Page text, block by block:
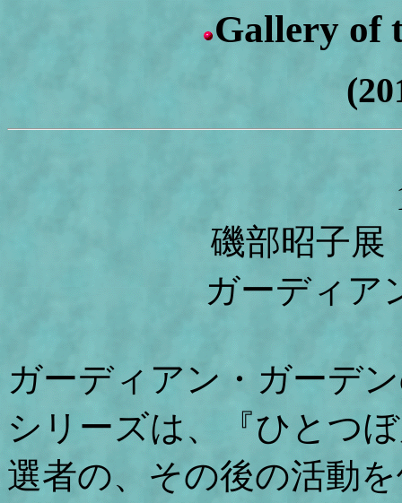
Gallery of
磯部昭子展
ガーディア
ガーディアン・ガーデン
シリーズは、『ひとつ
選者の、その後の活動